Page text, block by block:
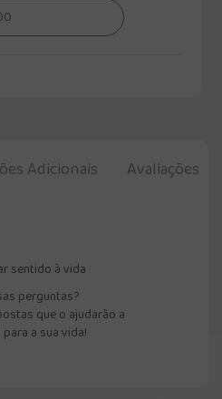
Adicionais Avaliações
sentido à vida
perguntas?
que o ajudarão a
a sua vida!